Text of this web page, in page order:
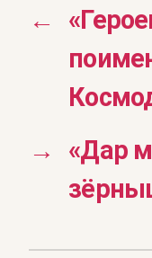
←
→
«Дар